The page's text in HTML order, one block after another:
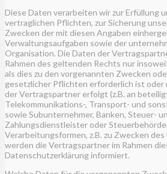
Diese Daten verarbeiten wir zur Erfüllung
vertraglichen Pflichten, zur Sicherung
Zwecken der mit diesen Angaben
Verwaltungsaufgaben sowie der
Organisation. Die Daten der
Rahmen des geltenden Rechts nur
als dies zu den vorgenannten Zwecken
gesetzlicher Pflichten erforderlich ist oder
der Vertragspartner erfolgt (z.B. an
Telekommunikations-, Transport- und
sowie Subunternehmer, Banken, Steuer-
Zahlungsdienstleister oder
Verarbeitungsformen, z.B. zu Zwecken
werden die Vertragspartner im Rahmen
Datenschutzerklärung informiert.